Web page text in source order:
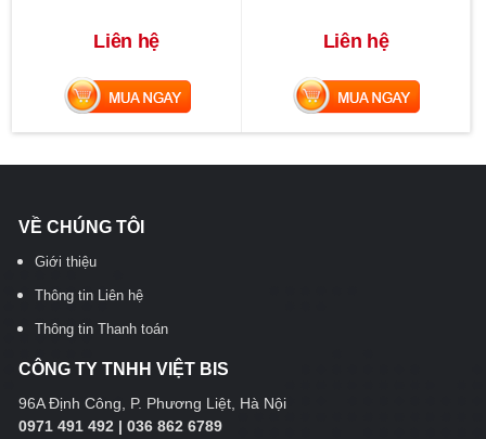
Liên hệ
MUA NGAY
Liên hệ
MUA NGAY
VỀ CHÚNG TÔI
Giới thiệu
Thông tin Liên hệ
Thông tin Thanh toán
CÔNG TY TNHH VIỆT BIS
96A Định Công, P. Phương Liệt, Hà Nội
0971 491 492 | 036 862 6789